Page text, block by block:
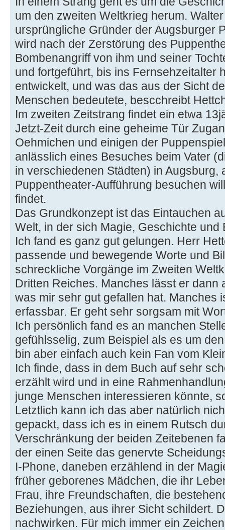
um den zweiten Weltkrieg herum.
ursprüngliche Gründer der Augsburger
wird nach der Zerstörung des
Bombenangriff von ihm und seiner
und fortgeführt, bis ins Fernsehzeitalter
entwickelt, und was das aus der Sicht
Menschen bedeutete, bescchreibt
Im zweiten Zeitstrang findet ein etwa
Jetzt-Zeit durch eine geheime Tür
Oehmichen und einigen der
anlässlich eines Besuches beim Vater
in verschiedenen Städten) in Augsburg,
Puppentheater-Aufführung besuchen
findet.
Das Grundkonzept ist das Eintauchen
Welt, in der sich Magie, Geschichte
Ich fand es ganz gut gelungen. Herr
passende und bewegende Worte und
schreckliche Vorgänge im Zweiten
Dritten Reiches. Manches lässt er dann
was mir sehr gut gefallen hat. Manches
erfassbar. Er geht sehr sorgsam mit
Ich persönlich fand es an manchen
gefühlsselig, zum Beispiel als es um
bin aber einfach auch kein Fan vom
Ich finde, dass in dem Buch auf sehr
erzählt wird und in eine
junge Menschen interessieren könnte,
Letztlich kann ich das aber natürlich
gepackt, dass ich es in einem Rutsch
Verschränkung der beiden Zeitebenen
der einen Seite das genervte
I-Phone, daneben erzählend in der
früher geborenes Mädchen, die ihr
Frau, ihre Freundschaften, die
Beziehungen, aus ihrer Sicht schildert.
nachwirken. Für mich immer ein